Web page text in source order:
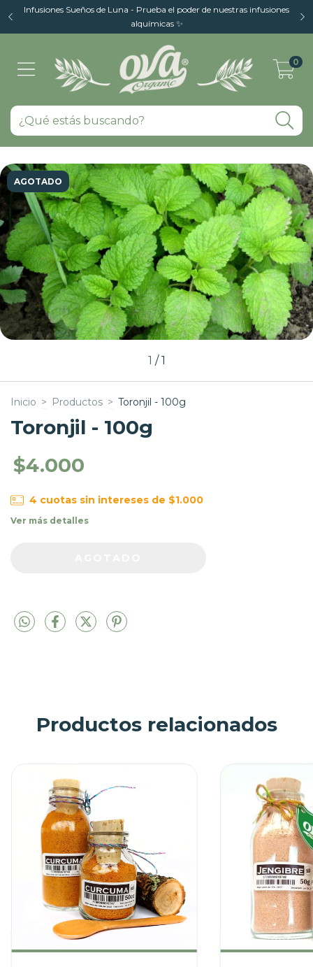
Infusiones Sueños de Luna - Prueba el poder de nuestras infusiones
alquímicas ✨
0
AGOTADO
1 /1
Inicio > Productos > Toronjil - 100g
Toronjil - 100g
$4.000
4 cuotas sin intereses de $1.000
Ver más detalles
Productos relacionados